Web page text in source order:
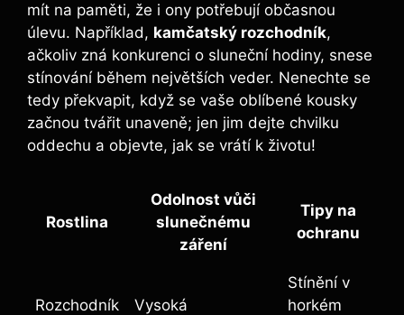
mít na paměti, že i ony potřebují občasnou
úlevu. Například, kamčatský rozchodník,
ačkoliv zná konkurenci o sluneční hodiny, snese
stínování během největších veder. Nenechte se
tedy překvapit, když se vaše oblíbené kousky
začnou tvářit unaveně; jen jim dejte chvilku
oddechu a objevte, jak se vrátí k životu!
Rostlina
Odolnost vůči
slunečnému
záření
Tipy na
ochranu
Rozchodník Vysoká
Stínění v
horkém